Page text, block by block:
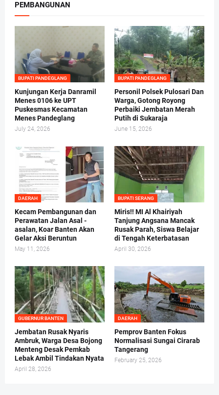
PEMBANGUNAN
BUPATI PANDEGLANG
Kunjungan Kerja Danramil
Menes 0106 ke UPT
Puskesmas Kecamatan
Menes Pandeglang
July 24, 2026
BUPATI PANDEGLANG
Personil Polsek Pulosari Dan
Warga, Gotong Royong
Perbaiki Jembatan Merah
Putih di Sukaraja
June 15, 2026
DAERAH
Kecam Pembangunan dan
Perawatan Jalan Asal -
asalan, Koar Banten Akan
Gelar Aksi Beruntun
May 11, 2026
BUPATI SERANG
Miris!! MI Al Khairiyah
Tanjung Angsana Mancak
Rusak Parah, Siswa Belajar
di Tengah Keterbatasan
April 30, 2026
GUBERNUR BANTEN
Jembatan Rusak Nyaris
Ambruk, Warga Desa Bojong
Menteng Desak Pemkab
Lebak Ambil Tindakan Nyata
April 28, 2026
DAERAH
Pemprov Banten Fokus
Normalisasi Sungai Cirarab
Tangerang
February 25, 2026